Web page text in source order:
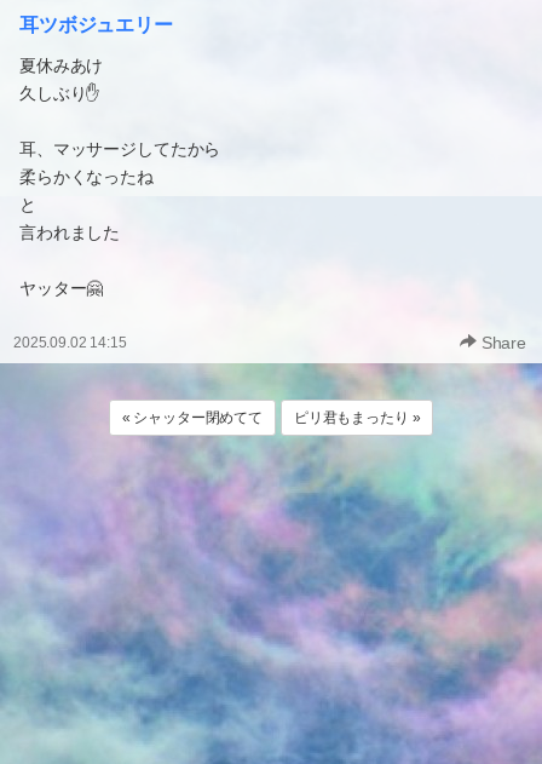
耳ツボジュエリー
夏休みあけ
久しぶり✋
耳、マッサージしてたから
柔らかくなったね
と
言われました
ヤッター🤗
2025.09.02 14:15 Share
« シャッター閉めてて ピリ君もまったり »